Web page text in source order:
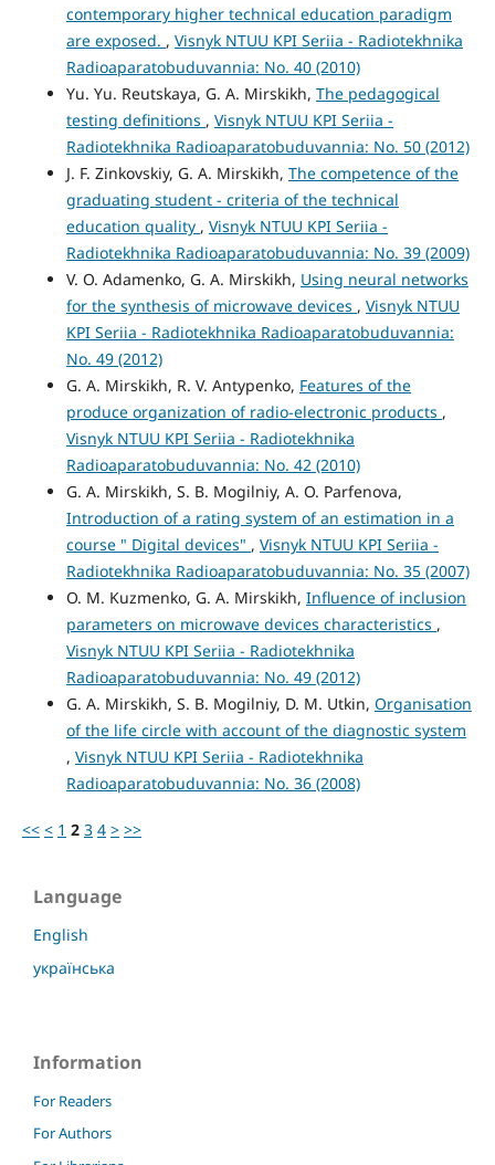
contemporary higher technical education paradigm
are exposed. , Visnyk NTUU KPI Seriia - Radiotekhnika
Radioaparatobuduvannia: No. 40 (2010)
Yu. Yu. Reutskaya, G. A. Mirskikh, The pedagogical
testing definitions , Visnyk NTUU KPI Seriia -
Radiotekhnika Radioaparatobuduvannia: No. 50 (2012)
J. F. Zinkovskiy, G. A. Mirskikh, The competence of the
graduating student - criteria of the technical
education quality , Visnyk NTUU KPI Seriia -
Radiotekhnika Radioaparatobuduvannia: No. 39 (2009)
V. O. Adamenko, G. A. Mirskikh, Using neural networks
for the synthesis of microwave devices , Visnyk NTUU
KPI Seriia - Radiotekhnika Radioaparatobuduvannia:
No. 49 (2012)
G. A. Mirskikh, R. V. Antypenko, Features of the
produce organization of radio-electronic products ,
Visnyk NTUU KPI Seriia - Radiotekhnika
Radioaparatobuduvannia: No. 42 (2010)
G. A. Mirskikh, S. B. Mogilniy, A. O. Parfenova,
Introduction of a rating system of an estimation in a
course " Digital devices" , Visnyk NTUU KPI Seriia -
Radiotekhnika Radioaparatobuduvannia: No. 35 (2007)
O. M. Kuzmenko, G. A. Mirskikh, Influence of inclusion
parameters on microwave devices characteristics ,
Visnyk NTUU KPI Seriia - Radiotekhnika
Radioaparatobuduvannia: No. 49 (2012)
G. A. Mirskikh, S. B. Mogilniy, D. M. Utkin, Organisation
of the life circle with account of the diagnostic system
, Visnyk NTUU KPI Seriia - Radiotekhnika
Radioaparatobuduvannia: No. 36 (2008)
<< < 1 2 3 4 > >>
Language
English
українська
Information
For Readers
For Authors